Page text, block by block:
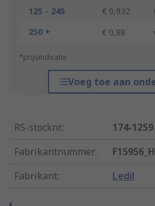
125 - 245
€ 0,932
250 +
€ 0,88
*prijsindicatie
Voeg toe aan
RS-stocknr.:
174-1259
Fabrikantnummer:
Fabrikant: Ledil